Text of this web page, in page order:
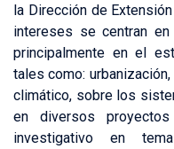
la Dirección de
intereses se centran
principalmente en el
tales como:
climático, sobre los
en diversos
investigativo en